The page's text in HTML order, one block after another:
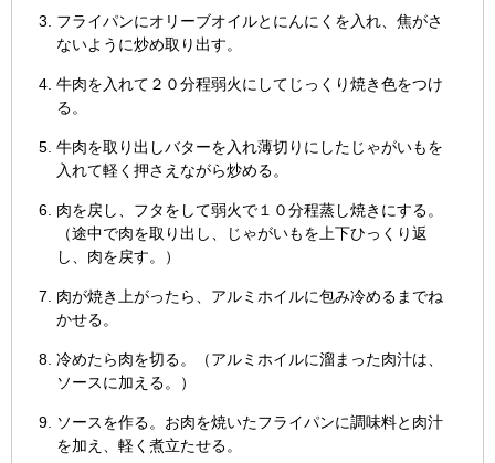
フライパンにオリーブオイルとにんにくを入れ、焦がさ
ないように炒め取り出す。
牛肉を入れて２０分程弱火にしてじっくり焼き色をつけ
る。
牛肉を取り出しバターを入れ薄切りにしたじゃがいもを
入れて軽く押さえながら炒める。
肉を戻し、フタをして弱火で１０分程蒸し焼きにする。
（途中で肉を取り出し、じゃがいもを上下ひっくり返
し、肉を戻す。）
肉が焼き上がったら、アルミホイルに包み冷めるまでね
かせる。
冷めたら肉を切る。（アルミホイルに溜まった肉汁は、
ソースに加える。）
ソースを作る。お肉を焼いたフライパンに調味料と肉汁
を加え、軽く煮立たせる。